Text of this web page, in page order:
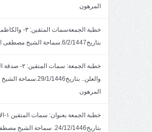
المرهون
خطبة الجمعةسمات
بتاريخ6/2/1447.سماحة الشيخ مصطفى المرهون
خطبة الجمعة: سمات
والعلن.. بتاريخ29/1/
المرهون
خطبة
بتاريخ24/12/1446. سماحة الشيخ